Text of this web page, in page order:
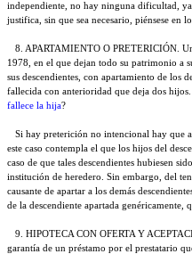
independiente, no hay ninguna dificultad,
justifica, sin que sea necesario, piénsese en
8. APARTAMIENTO O PRETERICIÓN.
1978, en el que dejan todo su patrimonio a
sus descendientes, con apartamiento de los
fallecida con anterioridad que deja dos
fallece la hija?
Si hay preterición no intencional hay que
este caso contempla el que los hijos del
caso de que tales descendientes hubiesen
institución de heredero. Sin embargo, del
causante de apartar a los demás
de la descendiente apartada genéricamente,
9. HIPOTECA CON OFERTA Y
garantía de un préstamo por el prestatario